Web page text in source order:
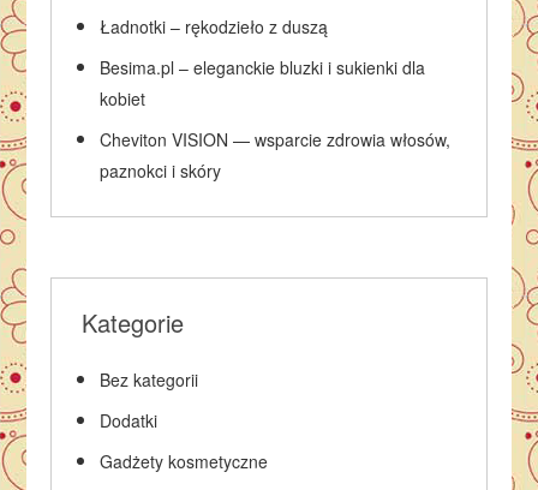
Ładnotki – rękodzieło z duszą
Besima.pl – eleganckie bluzki i sukienki dla
kobiet
Cheviton VISION — wsparcie zdrowia włosów,
paznokci i skóry
Kategorie
Bez kategorii
Dodatki
Gadżety kosmetyczne